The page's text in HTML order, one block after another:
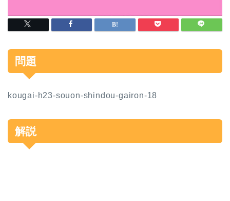
問題
kougai-h23-souon-shindou-gairon-18
解説